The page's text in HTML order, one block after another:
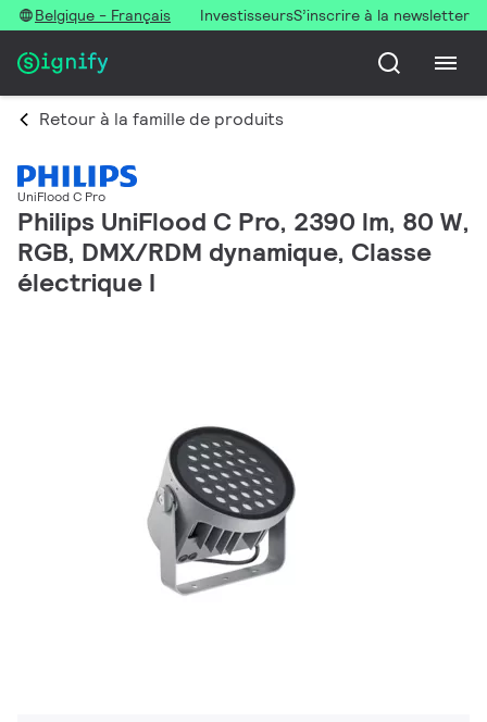
Belgique - Français InvestisseursS’inscrire à la newsletter
Retour à la famille de produits
UniFlood C Pro
Philips UniFlood C Pro, 2390 lm, 80 W,
RGB, DMX/RDM dynamique, Classe
électrique I